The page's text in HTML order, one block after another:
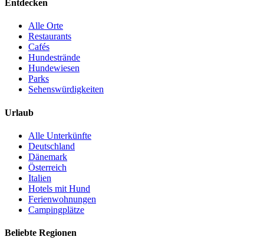
Entdecken
Alle Orte
Restaurants
Cafés
Hundestrände
Hundewiesen
Parks
Sehenswürdigkeiten
Urlaub
Alle Unterkünfte
Deutschland
Dänemark
Österreich
Italien
Hotels mit Hund
Ferienwohnungen
Campingplätze
Beliebte Regionen